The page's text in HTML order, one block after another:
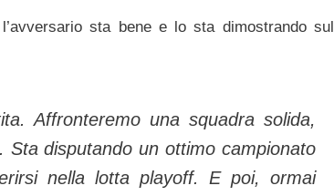
sta bene e lo sta dimostrando sul
Affronteremo una squadra solida,
disputando un ottimo campionato
nella lotta playoff. E poi, ormai